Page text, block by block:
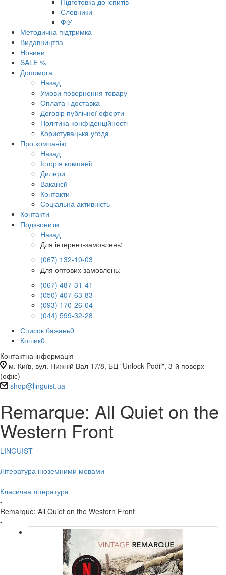
Словники
ФіУ
Методична підтримка
Видавництва
Новини
SALE %
Допомога
Назад
Умови повернення товару
Оплата і доставка
Договір публічної оферти
Політика конфіденційності
Користувацька угода
Про компанію
Назад
Історія компанії
Дилери
Вакансії
Контакти
Соціальна активність
Контакти
Подзвонити
Назад
Для інтернет-замовлень:
(067) 132-10-03
Для оптових замовлень:
(067) 487-31-41
(050) 407-63-83
(093) 170-26-04
(044) 599-32-28
Список бажань0
Кошик0
Контактна інформація
м. Київ, вул. Нижній Вал 17/8, БЦ "Unlock Podil", 3-й поверх
(офіс)
shop@linguist.ua
Remarque: All Quiet on the
Western Front
LINGUIST
-
Література іноземними мовами
-
Класична література
-
Remarque: All Quiet on the Western Front
-